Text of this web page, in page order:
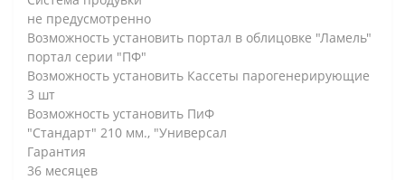
не предусмотренно
Возможность установить портал в облицовке "Ламель"
портал серии "ПФ"
Возможность установить Кассеты парогенерирующие
3 шт
Возможность установить ПиФ
"Стандарт" 210 мм., "Универсал
Гарантия
36 месяцев